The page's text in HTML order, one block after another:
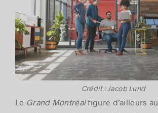
Crédit : Jacob Lund
Le Grand Montréalfigure d’ailleurs au